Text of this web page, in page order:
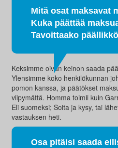
Mitä osat maksavat
Kuka päättää
Tavoittaako
Keksimme oivan keinon saada
Ylensimme koko henkilökunnan
pomon kanssa, ja päätökset
viipymättä. Homma toimii kuin
Eli suomeksi; Soita ja kysy, tai
vastauksen heti.
Osa pitäisi saada